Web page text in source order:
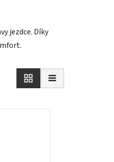
jezdce. Díky